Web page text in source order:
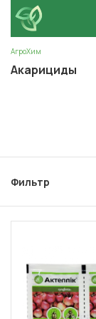
АгроХим
Акарициды
Фильтр